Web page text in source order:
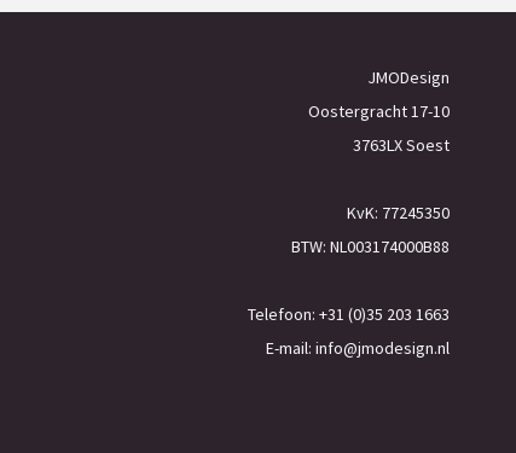
JMODesign
Oostergracht 17-10
3763LX Soest
KvK: 77245350
BTW: NL003174000B88
Telefoon: +31 (0)35 203 1663
E-mail: info@jmodesign.nl